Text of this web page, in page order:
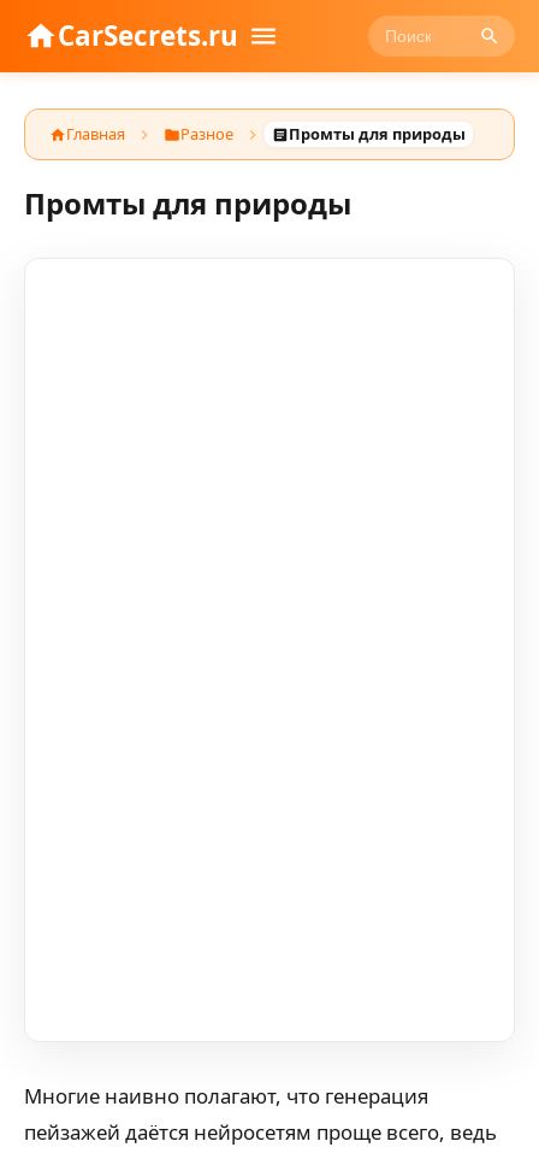
CarSecrets.ru
Главная Разное Промты для природы
Промты для природы
Многие наивно полагают, что генерация
пейзажей даётся нейросетям проще всего, ведь